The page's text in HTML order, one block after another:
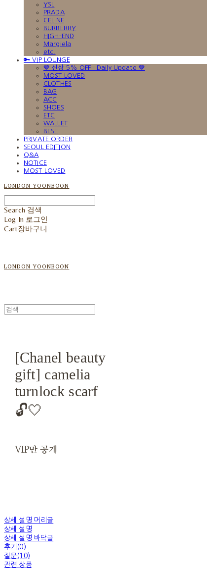
YSL
PRADA
CELINE
BURBERRY
HIGH-END
Margiela
etc.
🔑 VIP LOUNGE
🤎 신상 5% OFF · Daily Update 🤎
MOST LOVED
CLOTHES
BAG
ACC
SHOES
ETC
WALLET
BEST
PRIVATE ORDER
SEOUL EDITION
Q&A
NOTICE
MOST LOVED
LONDON YOONBOON
Search 검색
Log In 로그인
Cart장바구니
LONDON YOONBOON
[Chanel beauty
gift] camelia
turnlock scarf
🔓🤍
VIP만 공개
상세 설명 머리글
상세 설명
상세 설명 바닥글
후기(0)
질문(10)
관련 상품